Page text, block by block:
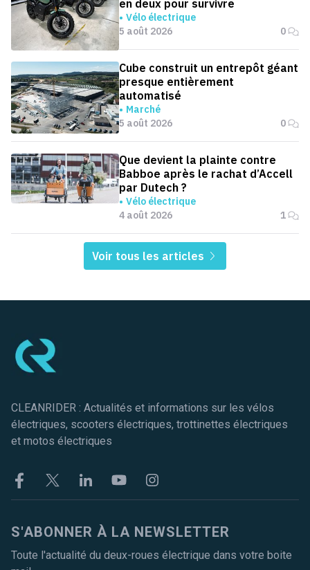
en deux pour survivre
Vélo électrique
5 août 2026
0
Cube construit un entrepôt géant
presque entièrement
automatisé
Marché
5 août 2026
0
Que devient la plainte contre
Babboe après le rachat d’Accell
par Dutech ?
Vélo électrique
4 août 2026
1
Voir tous les articles
CLEANRIDER : Actualités et informations sur les vélos
électriques, scooters électriques, trottinettes électriques
et motos électriques
FacebookTwitter LinkekinYoutubeInstagram
S'ABONNER À LA NEWSLETTER
Toute l'actualité du deux-roues électrique dans votre boite